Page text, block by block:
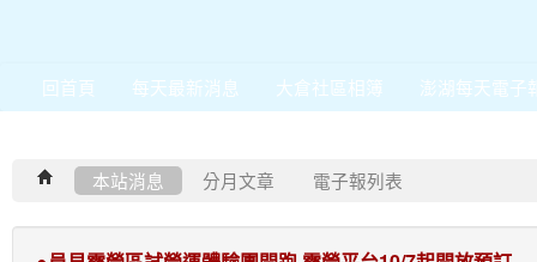
回首頁 每天最新消息 大倉社區相簿 澎湖每天電子
本站消息 分月文章 電子報列表